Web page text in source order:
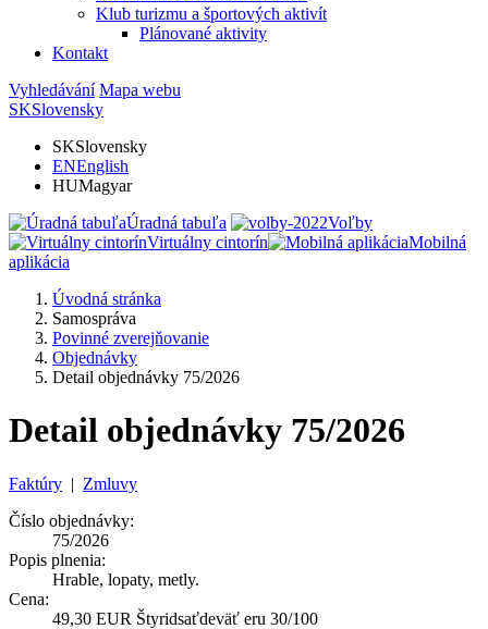
Klub turizmu a športových aktivít
Plánované aktivity
Kontakt
Vyhledávání Mapa webu
SKSlovensky
SKSlovensky
ENEnglish
HUMagyar
Úradná tabuľa
Voľby
Virtuálny cintorín
Mobilná
aplikácia
Úvodná stránka
Samospráva
Povinné zverejňovanie
Objednávky
Detail objednávky 75/2026
Detail objednávky 75/2026
Faktúry | Zmluvy
Číslo objednávky:
75/2026
Popis plnenia:
Hrable, lopaty, metly.
Cena:
49,30 EUR Štyridsaťdeväť eru 30/100